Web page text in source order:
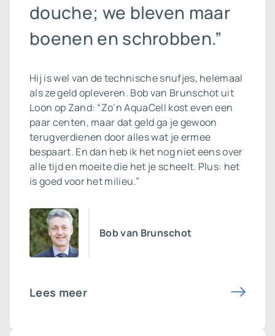
douche; we bleven maar
boenen en schrobben.”
Hij is wel van de technische snufjes, helemaal
als ze geld opleveren. Bob van Brunschot uit
Loon op Zand: “Zo’n AquaCell kost even een
paar centen, maar dat geld ga je gewoon
terugverdienen door alles wat je ermee
bespaart. En dan heb ik het nog niet eens over
alle tijd en moeite die het je scheelt. Plus: het
is goed voor het milieu.”
Bob van Brunschot
Lees meer